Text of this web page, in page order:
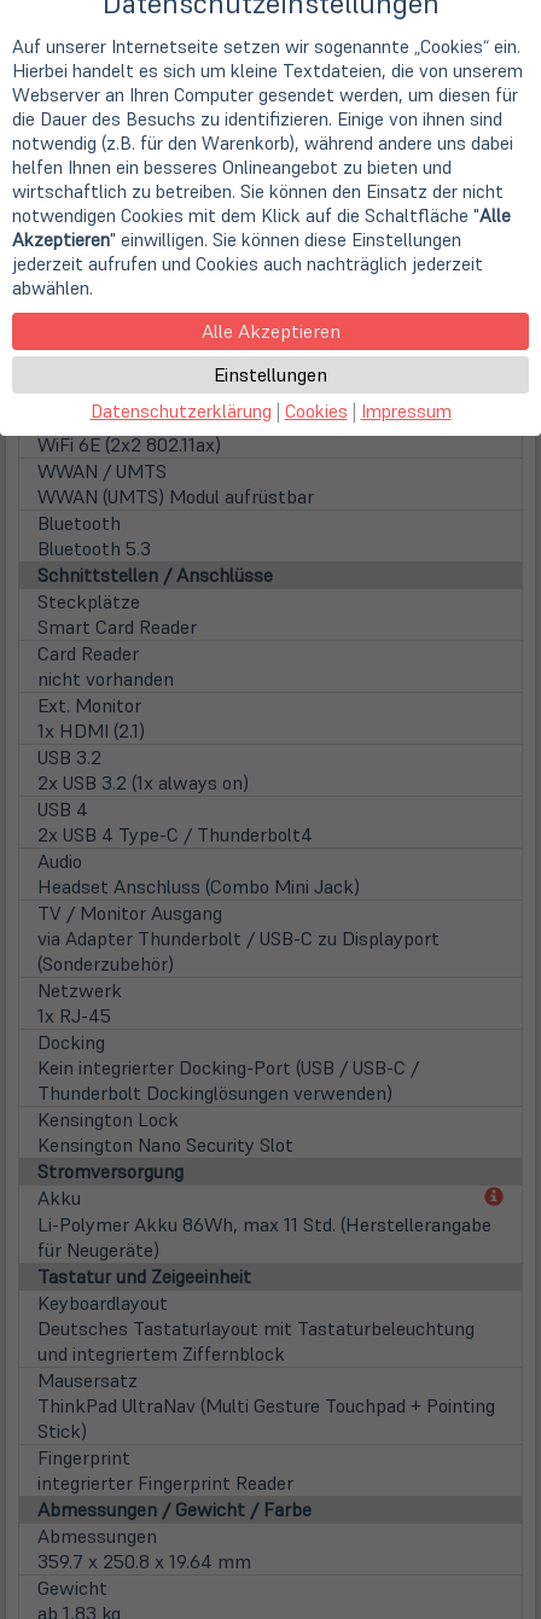
Festplatten / Laufwerke
1. Festplatte
in
Tab)
512GB SSD M.2 PCIe/NVMe (4.0x4 / OPAL)
Festplattentyp
Solid State Disk
Optisches Laufwerk
nicht vorhanden
Audio
Audio
HD Audio, 2x 2 Watt, Dual Array Microphone &
Kopfhörerausgang
Netzwerk- und Funkverbindungen
10/100/1000 MBit/s Gigabit-Ethernet Adapter
Wireless LAN
WiFi 6E (2x2 802.11ax)
WWAN / UMTS
WWAN (UMTS) Modul aufrüstbar
Bluetooth
Bluetooth 5.3
Schnittstellen / Anschlüsse
Steckplätze
Smart Card Reader
Card Reader
nicht vorhanden
Ext. Monitor
1x HDMI (2.1)
USB 3.2
2x USB 3.2 (1x always on)
USB 4
2x USB 4 Type-C / Thunderbolt4
Audio
Headset Anschluss (Combo Mini Jack)
TV / Monitor Ausgang
via Adapter Thunderbolt / USB-C zu Displayport
(Sonderzubehör)
Netzwerk
1x RJ-45
Docking
Kein integrierter Docking-Port (USB / USB-C /
Thunderbolt Dockinglösungen verwenden)
Kensington Lock
Kensington Nano Security Slot
Stromversorgung
Akku
Li-Polymer Akku 86Wh, max 11 Std. (Herstellerangabe
für Neugeräte)
Tastatur und Zeigeeinheit
Keyboardlayout
Deutsches Tastaturlayout mit Tastaturbeleuchtung
und integriertem Ziffernblock
Mausersatz
ThinkPad UltraNav (Multi Gesture Touchpad + Pointing
Stick)
Fingerprint
integrierter Fingerprint Reader
Abmessungen / Gewicht / Farbe
Abmessungen
359.7 x 250.8 x 19.64 mm
Gewicht
ab 1,83 kg
Auf unserer Internetseite setzen wir sogenannte „Cookies“ ein.
Hierbei handelt es sich um kleine Textdateien, die von unserem
Webserver an Ihren Computer gesendet werden, um diesen für
die Dauer des Besuchs zu identifizieren. Einige von ihnen sind
notwendig (z.B. für den Warenkorb), während andere uns dabei
helfen Ihnen ein besseres Onlineangebot zu bieten und
wirtschaftlich zu betreiben. Sie können den Einsatz der nicht
notwendigen Cookies mit dem Klick auf die Schaltfläche "Alle
Akzeptieren" einwilligen. Sie können diese Einstellungen
jederzeit aufrufen und Cookies auch nachträglich jederzeit
abwählen.
Alle Akzeptieren
Einstellungen
Datenschutzerklärung | Cookies | Impressum